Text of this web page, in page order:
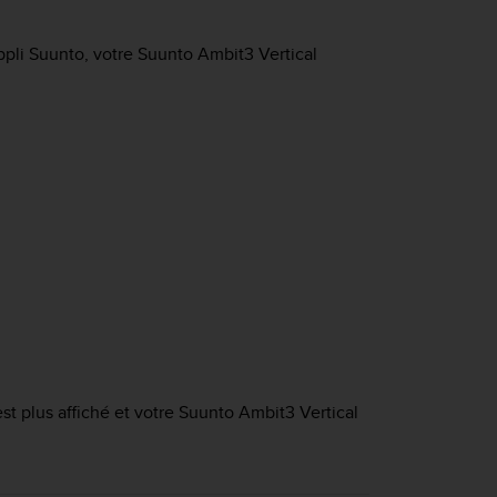
Suunto, votre Suunto Ambit3 Vertical
plus affiché et votre Suunto Ambit3 Vertical